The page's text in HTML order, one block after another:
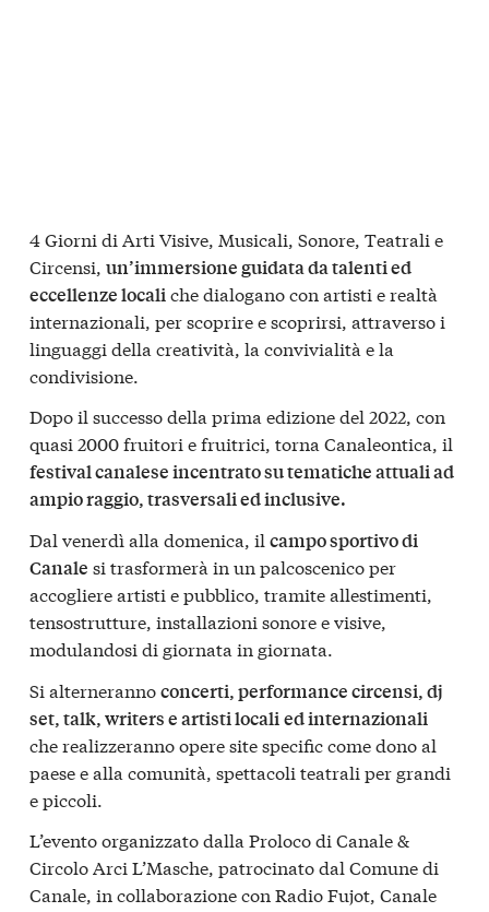
4 Giorni di Arti Visive, Musicali, Sonore, Teatrali e
Circensi, un’immersione guidata da talenti ed
eccellenze localiche dialogano con artisti e realtà
internazionali, per scoprire e scoprirsi, attraverso i
linguaggi della creatività, la convivialità e la
condivisione.
Dopo il successo della prima edizione del 2022, con
quasi 2000 fruitori e fruitrici, torna Canaleontica, il
festival canalese incentrato su tematiche attuali ad
ampio raggio, trasversali ed inclusive.
Dal venerdì alla domenica, il campo sportivo di
Canale si trasformerà in un palcoscenico per
accogliere artisti e pubblico, tramite allestimenti,
tensostrutture, installazioni sonore e visive,
modulandosi di giornata in giornata.
Si alternerannoconcerti, performance circensi, dj
set, talk, writers e artisti localied internazionali
che realizzeranno opere site specific come dono al
paese e alla comunità, spettacoli teatrali per grandi
e piccoli.
L’evento organizzato dalla Proloco di Canale &
Circolo Arci L’Masche, patrocinato dal Comune di
Canale, in collaborazione con Radio Fujot, Canale